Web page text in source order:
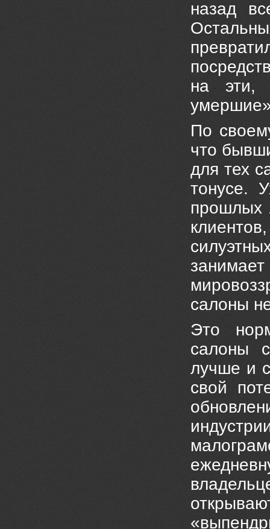
назад
на эти,
По
что
для тех
тонусе.
прошлых
салоны
Это
салоны
лучше и
свой